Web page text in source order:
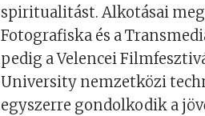
spiritualitást. Alkotásai
Fotografiska és a
pedig a Velencei
University nemzetközi
egyszerre gondolkodik a